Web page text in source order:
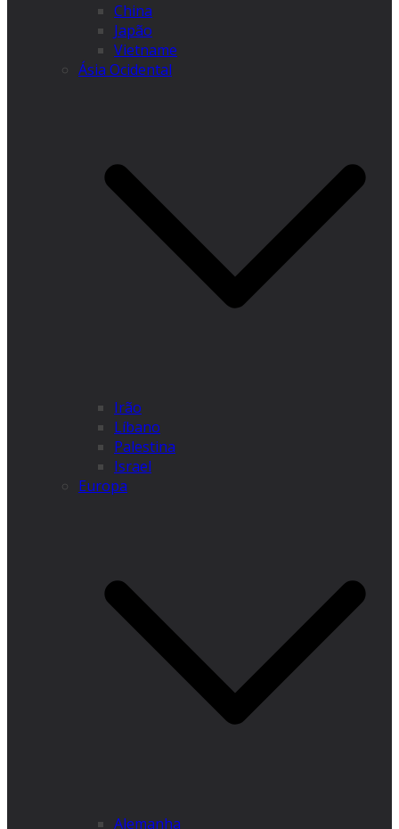
China
Japão
Vietname
Ásia Ocidental
Irão
Líbano
Palestina
Israel
Europa
Alemanha